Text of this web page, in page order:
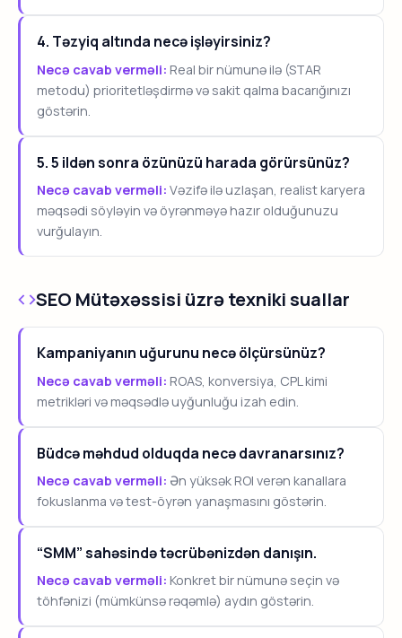
4. Təzyiq altında necə işləyirsiniz?
Necə cavab verməli: Real bir nümunə ilə (STAR
metodu) prioritetləşdirmə və sakit qalma bacarığınızı
göstərin.
5. 5 ildən sonra özünüzü harada görürsünüz?
Necə cavab verməli: Vəzifə ilə uzlaşan, realist karyera
məqsədi söyləyin və öyrənməyə hazır olduğunuzu
vurğulayın.
SEO Mütəxəssisi üzrə texniki suallar
Kampaniyanın uğurunu necə ölçürsünüz?
Necə cavab verməli: ROAS, konversiya, CPL kimi
metrikləri və məqsədlə uyğunluğu izah edin.
Büdcə məhdud olduqda necə davranarsınız?
Necə cavab verməli: Ən yüksək ROI verən kanallara
fokuslanma və test-öyrən yanaşmasını göstərin.
“SMM” sahəsində təcrübənizdən danışın.
Necə cavab verməli: Konkret bir nümunə seçin və
töhfənizi (mümkünsə rəqəmlə) aydın göstərin.